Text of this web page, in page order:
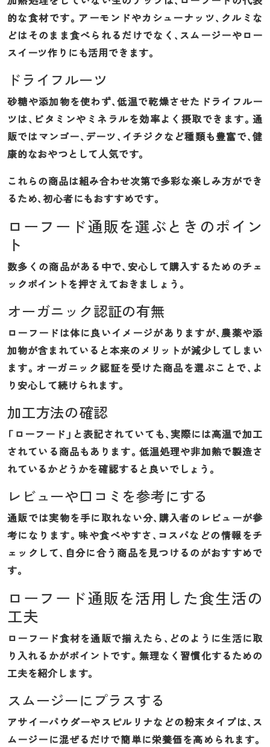
的な食材です。アーモンドやカシューナッツ、クルミな
どはそのまま食べられるだけでなく、スムージーやロー
スイーツ作りにも活用できます。
ドライフルーツ
砂糖や添加物を使わず、低温で乾燥させたドライフルー
ツは、ビタミンやミネラルを効率よく摂取できます。通
販ではマンゴー、デーツ、イチジクなど種類も豊富で、健
康的なおやつとして人気です。
これらの商品は組み合わせ次第で多彩な楽しみ方ができ
るため、初心者にもおすすめです。
ローフード通販を選ぶときのポイン
ト
数多くの商品がある中で、安心して購入するためのチェ
ックポイントを押さえておきましょう。
オーガニック認証の有無
ローフードは体に良いイメージがありますが、農薬や添
加物が含まれていると本来のメリットが減少してしまい
ます。オーガニック認証を受けた商品を選ぶことで、よ
り安心して続けられます。
加工方法の確認
「ローフード」と表記されていても、実際には高温で加工
されている商品もあります。低温処理や非加熱で製造さ
れているかどうかを確認すると良いでしょう。
レビューや口コミを参考にする
通販では実物を手に取れない分、購入者のレビューが参
考になります。味や食べやすさ、コスパなどの情報をチ
ェックして、自分に合う商品を見つけるのがおすすめで
す。
ローフード通販を活用した食生活の
工夫
ローフード食材を通販で揃えたら、どのように生活に取
り入れるかがポイントです。無理なく習慣化するための
工夫を紹介します。
スムージーにプラスする
アサイーパウダーやスピルリナなどの粉末タイプは、ス
ムージーに混ぜるだけで簡単に栄養価を高められます。